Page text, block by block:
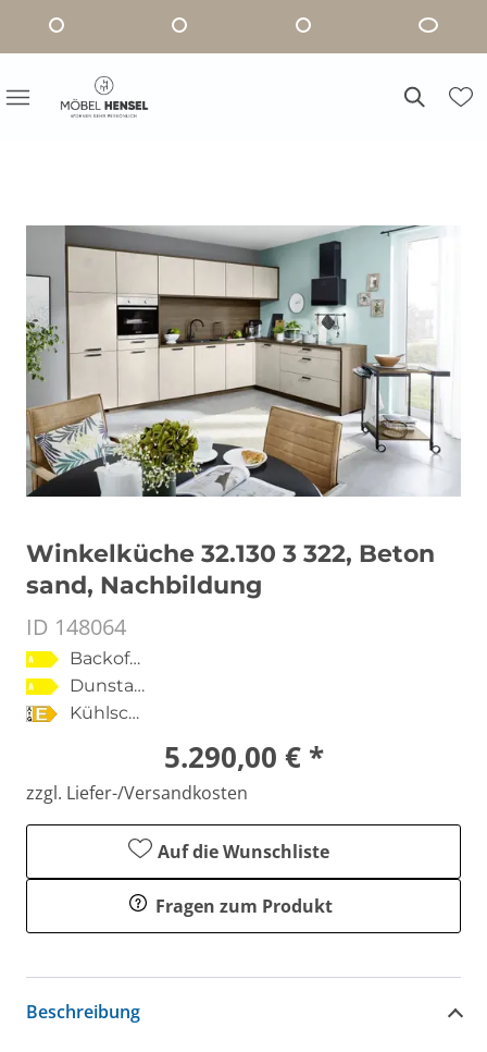
Winkelküche 32.130 3 322, Beton
sand, Nachbildung
ID 148064
Backofen
Dunstabzugshaube
Kühlschrank
5.290,00 € *
zzgl. Liefer-/Versandkosten
Auf die Wunschliste
Fragen zum Produkt
Beschreibung